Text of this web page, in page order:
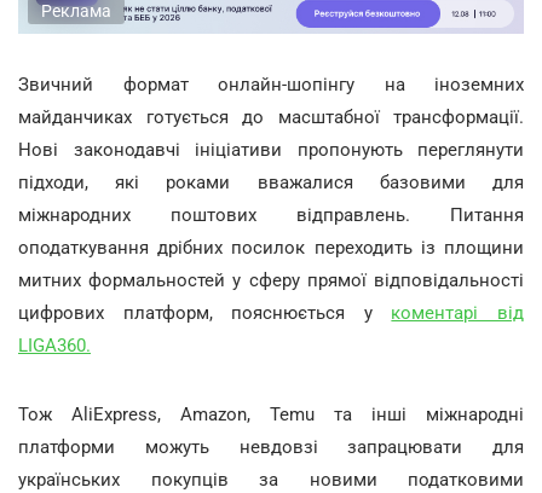
Реклама
Звичний формат онлайн-шопінгу на іноземних
майданчиках готується до масштабної трансформації.
Нові законодавчі ініціативи пропонують переглянути
підходи, які роками вважалися базовими для
міжнародних поштових відправлень. Питання
оподаткування дрібних посилок переходить із площини
митних формальностей у сферу прямої відповідальності
цифрових платформ, пояснюється у коментарі від
LIGA360.
Тож AliExpress, Amazon, Temu та інші міжнародні
платформи можуть невдовзі запрацювати для
українських покупців за новими податковими